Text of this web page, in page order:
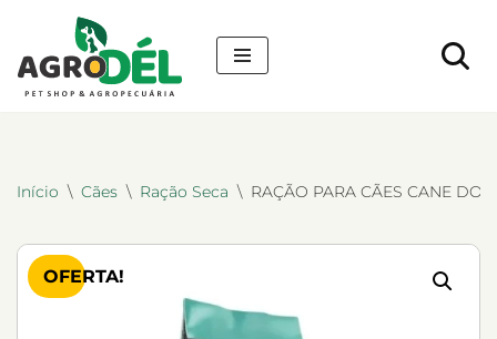
Pular
para
Início \ Cães \ Ração Seca \ RAÇÃO PARA CÃES CANE
OFERTA!